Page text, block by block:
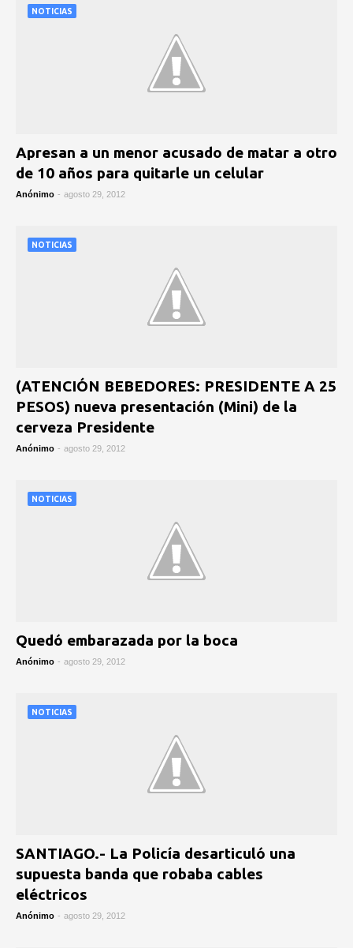
NOTICIAS
Apresan a un menor acusado de matar a otro
de 10 años para quitarle un celular
Anónimo - agosto 29, 2012
NOTICIAS
(ATENCIÓN BEBEDORES: PRESIDENTE A 25
PESOS) nueva presentación (Mini) de la
cerveza Presidente
Anónimo - agosto 29, 2012
NOTICIAS
Quedó embarazada por la boca
Anónimo - agosto 29, 2012
NOTICIAS
SANTIAGO.- La Policía desarticuló una
supuesta banda que robaba cables
eléctricos
Anónimo - agosto 29, 2012